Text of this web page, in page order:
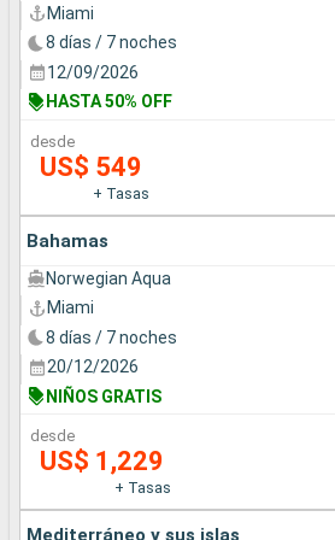
Miami
8 días / 7 noches
12/09/2026
HASTA 50% OFF
desde
US$ 549
+ Tasas
Bahamas
Norwegian Aqua
Miami
8 días / 7 noches
20/12/2026
NIÑOS GRATIS
desde
US$ 1,229
+ Tasas
Mediterráneo y sus islas